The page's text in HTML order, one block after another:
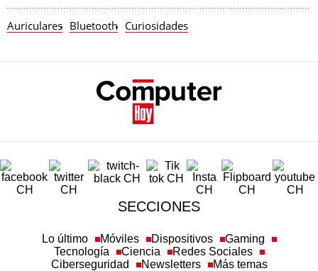
Auriculares Bluetooth Curiosidades
SECCIONES
Lo último Móviles Dispositivos
Gaming
Tecnología
Ciencia
Redes Sociales
Ciberseguridad
Newsletters Más temas